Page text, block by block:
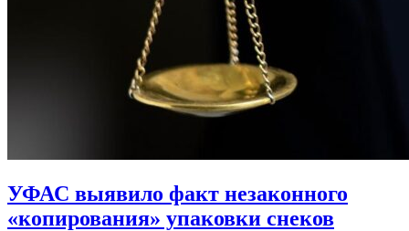
УФАС выявило факт незаконного
«копирования» упаковки снеков